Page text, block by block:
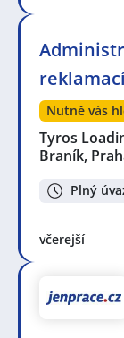
Nutně vás
Tyros
Braník,
Plný
včerejší